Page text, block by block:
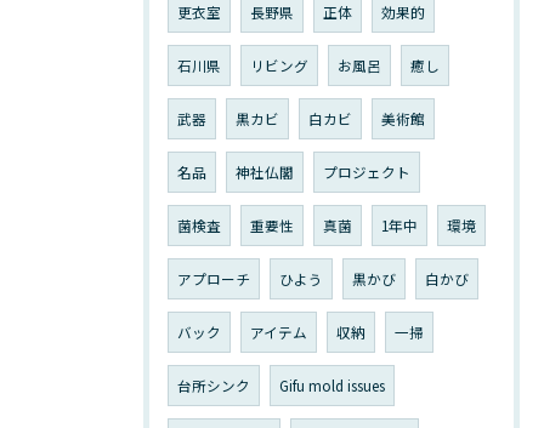
更衣室 長野県 正体 効果的
石川県 リビング お風呂 癒し
武器 黒カビ 白カビ 美術館
名品 神社仏閣 プロジェクト
菌検査 重要性 真菌 1年中 環境
アプローチ ひよう 黒かび 白かび
バック アイテム 収納 一掃
台所シンク Gifu mold issues